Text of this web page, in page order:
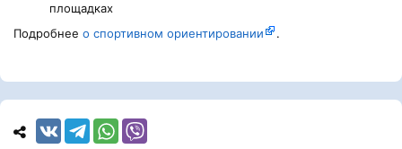
площадках
Подробнее о спортивном ориентировании .